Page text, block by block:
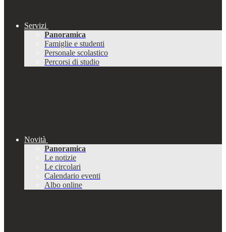
Servizi
Panoramica
Famiglie e studenti
Personale scolastico
Percorsi di studio
Novità
Panoramica
Le notizie
Le circolari
Calendario eventi
Albo online